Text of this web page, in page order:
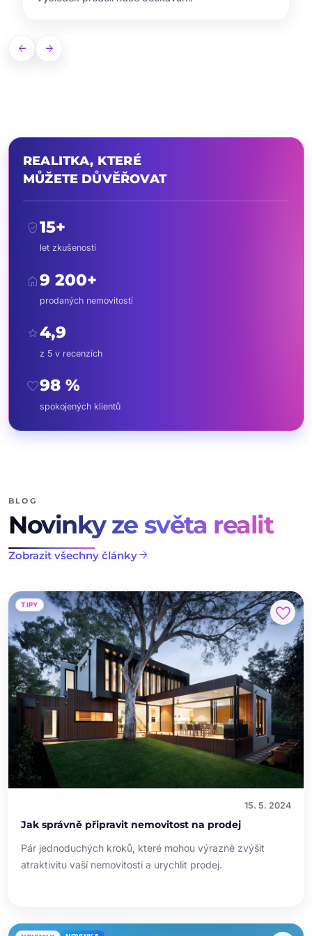
arrow_back arrow_forward
REALITKA, KTERÉ
MŮŽETE DŮVĚŘOVAT
verified_user15+
let zkušeností
home9 200+
prodaných nemovitostí
star4,9
z 5 v recenzích
favorite98 %
spokojených klientů
BLOG
Novinky ze světa realit
Zobrazit všechny článkyarrow_forward
TIPY favorite
15. 5. 2024
Jak správně připravit nemovitost na prodej
Pár jednoduchých kroků, které mohou výrazně zvýšit
atraktivitu vaší nemovitosti a urychlit prodej.